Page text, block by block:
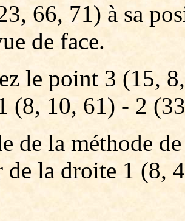
66, 71) à sa
de face.
le point 3 (15,
(8, 10, 61) - 2
de la méthode
de la droite 1 (8,